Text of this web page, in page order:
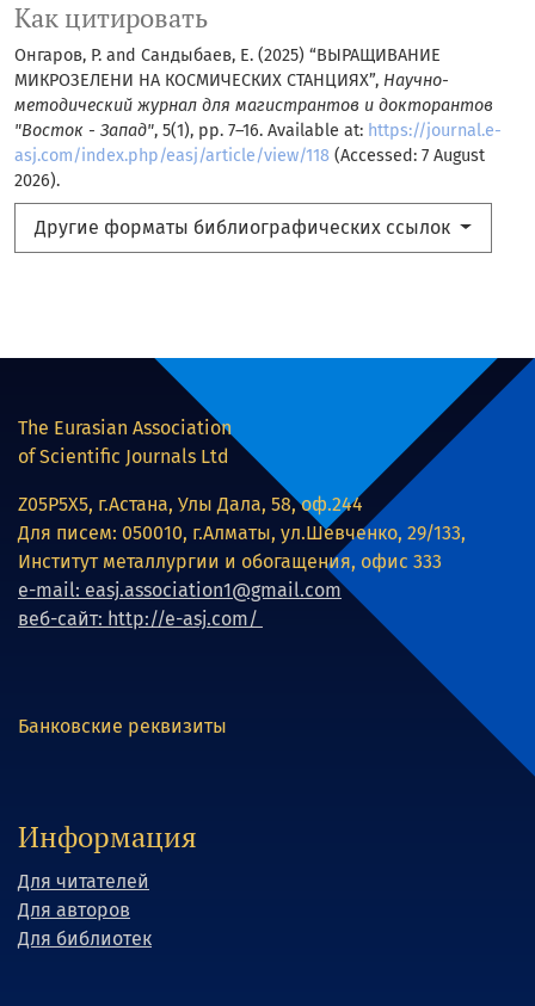
Как цитировать
Онгаров, Р. and Сандыбаев, Е. (2025) “ВЫРАЩИВАНИЕ
МИКРОЗЕЛЕНИ НА КОСМИЧЕСКИХ СТАНЦИЯХ”, Научно-
методический журнал для магистрантов и докторантов
"Восток - Запад", 5(1), pp. 7–16. Available at: https://journal.e-
asj.com/index.php/easj/article/view/118 (Accessed: 7 August
2026).
Другие форматы библиографических ссылок
The Eurasian Association
of Scientific Journals Ltd
Z05P5X5, г.Астана, Улы Дала, 58, оф.244
Для писем: 050010, г.Алматы, ул.Шевченко, 29/133,
Институт металлургии и обогащения, офис 333
e-mail: easj.association1@gmail.com
веб-сайт: http://e-asj.com/
Банковские реквизиты
Информация
Для читателей
Для авторов
Для библиотек